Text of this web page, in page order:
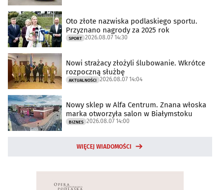
Oto złote nazwiska podlaskiego sportu.
Przyznano nagrody za 2025 rok
SPORT 2026.08.07 14:30
Nowi strażacy złożyli ślubowanie. Wkrótce
rozpoczną służbę
AKTUALNOŚCI 2026.08.07 14:04
Nowy sklep w Alfa Centrum. Znana włoska
marka otworzyła salon w Białymstoku
BIZNES 2026.08.07 14:00
WIĘCEJ WIADOMOŚCI